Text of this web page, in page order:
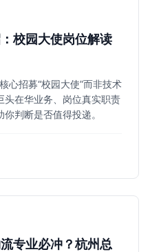
校园大使岗位解读
心招募“校园大使”而非技术
头在华业务、岗位真实职责
判断是否值得投递。
专业必冲？杭州总